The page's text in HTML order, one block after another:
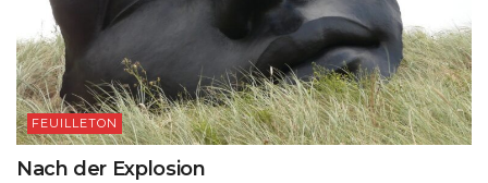
FEUILLETON
Nach der Explosion